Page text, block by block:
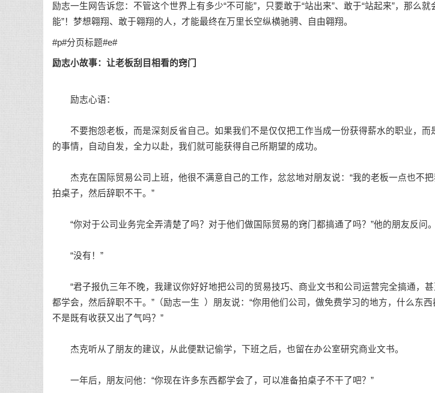
励志一生网告诉您：不管这个世界上有多少“不可能”，只要敢于“站出来”、敢于“站起来”，那么就
能”！ 梦想翱翔、敢于翱翔的人，才能最终在万里长空纵横驰骋、自由翱翔。
#p#分页标题#e#
励志小故事：让老板刮目相看的窍门
励志心语：
不要抱怨老板，而是深刻反省自己。如果我们不是仅仅把工作当成一份获得薪水的职业，而
的事情，自动自发，全力以赴，我们就可能获得自己所期望的成功。
杰克在国际贸易公司上班，他很不满意自己的工作，忿忿地对朋友说：“我的老板一点也不把
拍桌子，然后辞职不干。”
“你对于公司业务完全弄清楚了吗？对于他们做国际贸易的窍门都搞通了吗？”他的朋友反问。
“没有！”
“君子报仇三年不晚，我建议你好好地把公司的贸易技巧、商业文书和公司运营完全搞通，甚
都学会，然后辞职不干。”（励志一生
）朋友说：“你用他们公司，做免费学习的地方，什么东西
不是既有收获又出了气吗？”
杰克听从了朋友的建议，从此便默记偷学，下班之后，也留在办公室研究商业文书。
一年后，朋友问他：“你现在许多东西都学会了，可以准备拍桌子不干了吧？”